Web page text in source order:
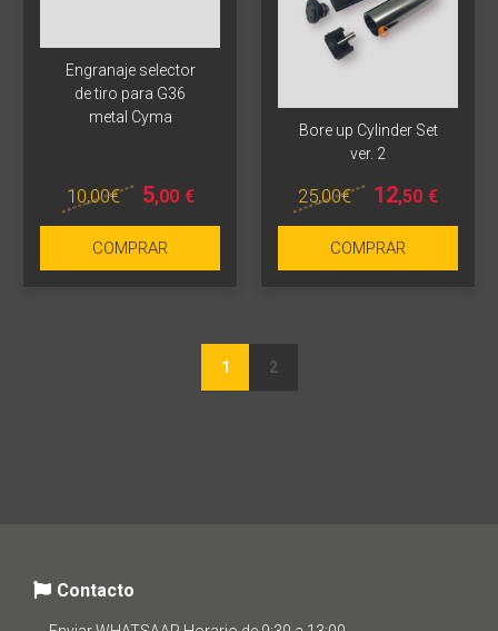
Engranaje selector
de tiro para G36
metal Cyma
10,00€ 5,00 €
COMPRAR
Bore up Cylinder Set
ver. 2
25,00€ 12,50 €
COMPRAR
1 2
Contacto